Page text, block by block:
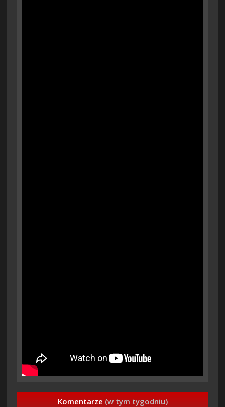
Komentarze (w tym tygodniu)